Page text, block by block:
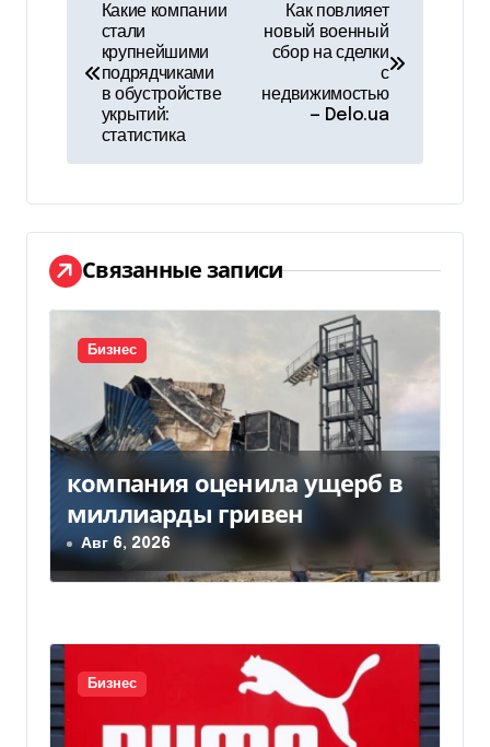
а
ц
и
я
о
з
а
п
и
с
я
Какие компании
стали
крупнейшими
подрядчиками
в обустройстве
укрытий:
статистика
Как повлияет
новый военный
сбор на сделки
с
недвижимостью
— Delo.ua
Связанные записи
Бизнес
компания оценила ущерб в
миллиарды гривен
Авг 6, 2026
Бизнес